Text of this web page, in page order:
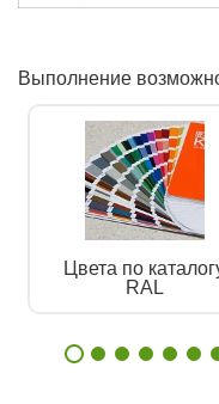
Выполнение
Цвета по
RAL